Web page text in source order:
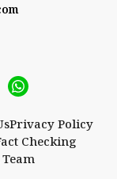
Privacy Policy
Checking